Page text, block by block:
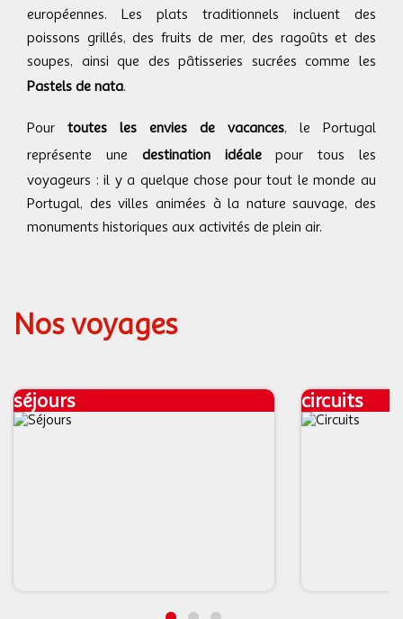
européennes. Les plats traditionnels incluent des
poissons grillés, des fruits de mer, des ragoûts et des
soupes, ainsi que des pâtisseries sucrées comme les
Pastels de nata.
Pour toutes les envies de vacances, le Portugal
représente une destination idéalepour tous les
voyageurs : il y a quelque chose pour tout le monde au
Portugal, des villes animées à la nature sauvage, des
monuments historiques aux activités de plein air.
Nos voyages
séjours circuits